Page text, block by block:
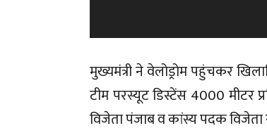
मुख्यमंत्री ने वेलोड्रोम पहुंचकर
टीम परस्यूट डिस्टेंस 4000 मीटर
विजेता पंजाब व कांस्य पदक विजेता